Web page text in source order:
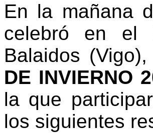
En la mañana
celebró en el
Balaidos
DE INVIERNO
la que
los siguientes